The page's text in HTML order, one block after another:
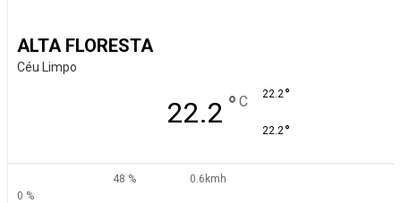
ALTA FLORESTA
Céu Limpo
22.2 ° C 22.2°
22.2°
48 %
0.6kmh
0 %